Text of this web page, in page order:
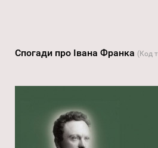
Спогади про Івана Франка (Код